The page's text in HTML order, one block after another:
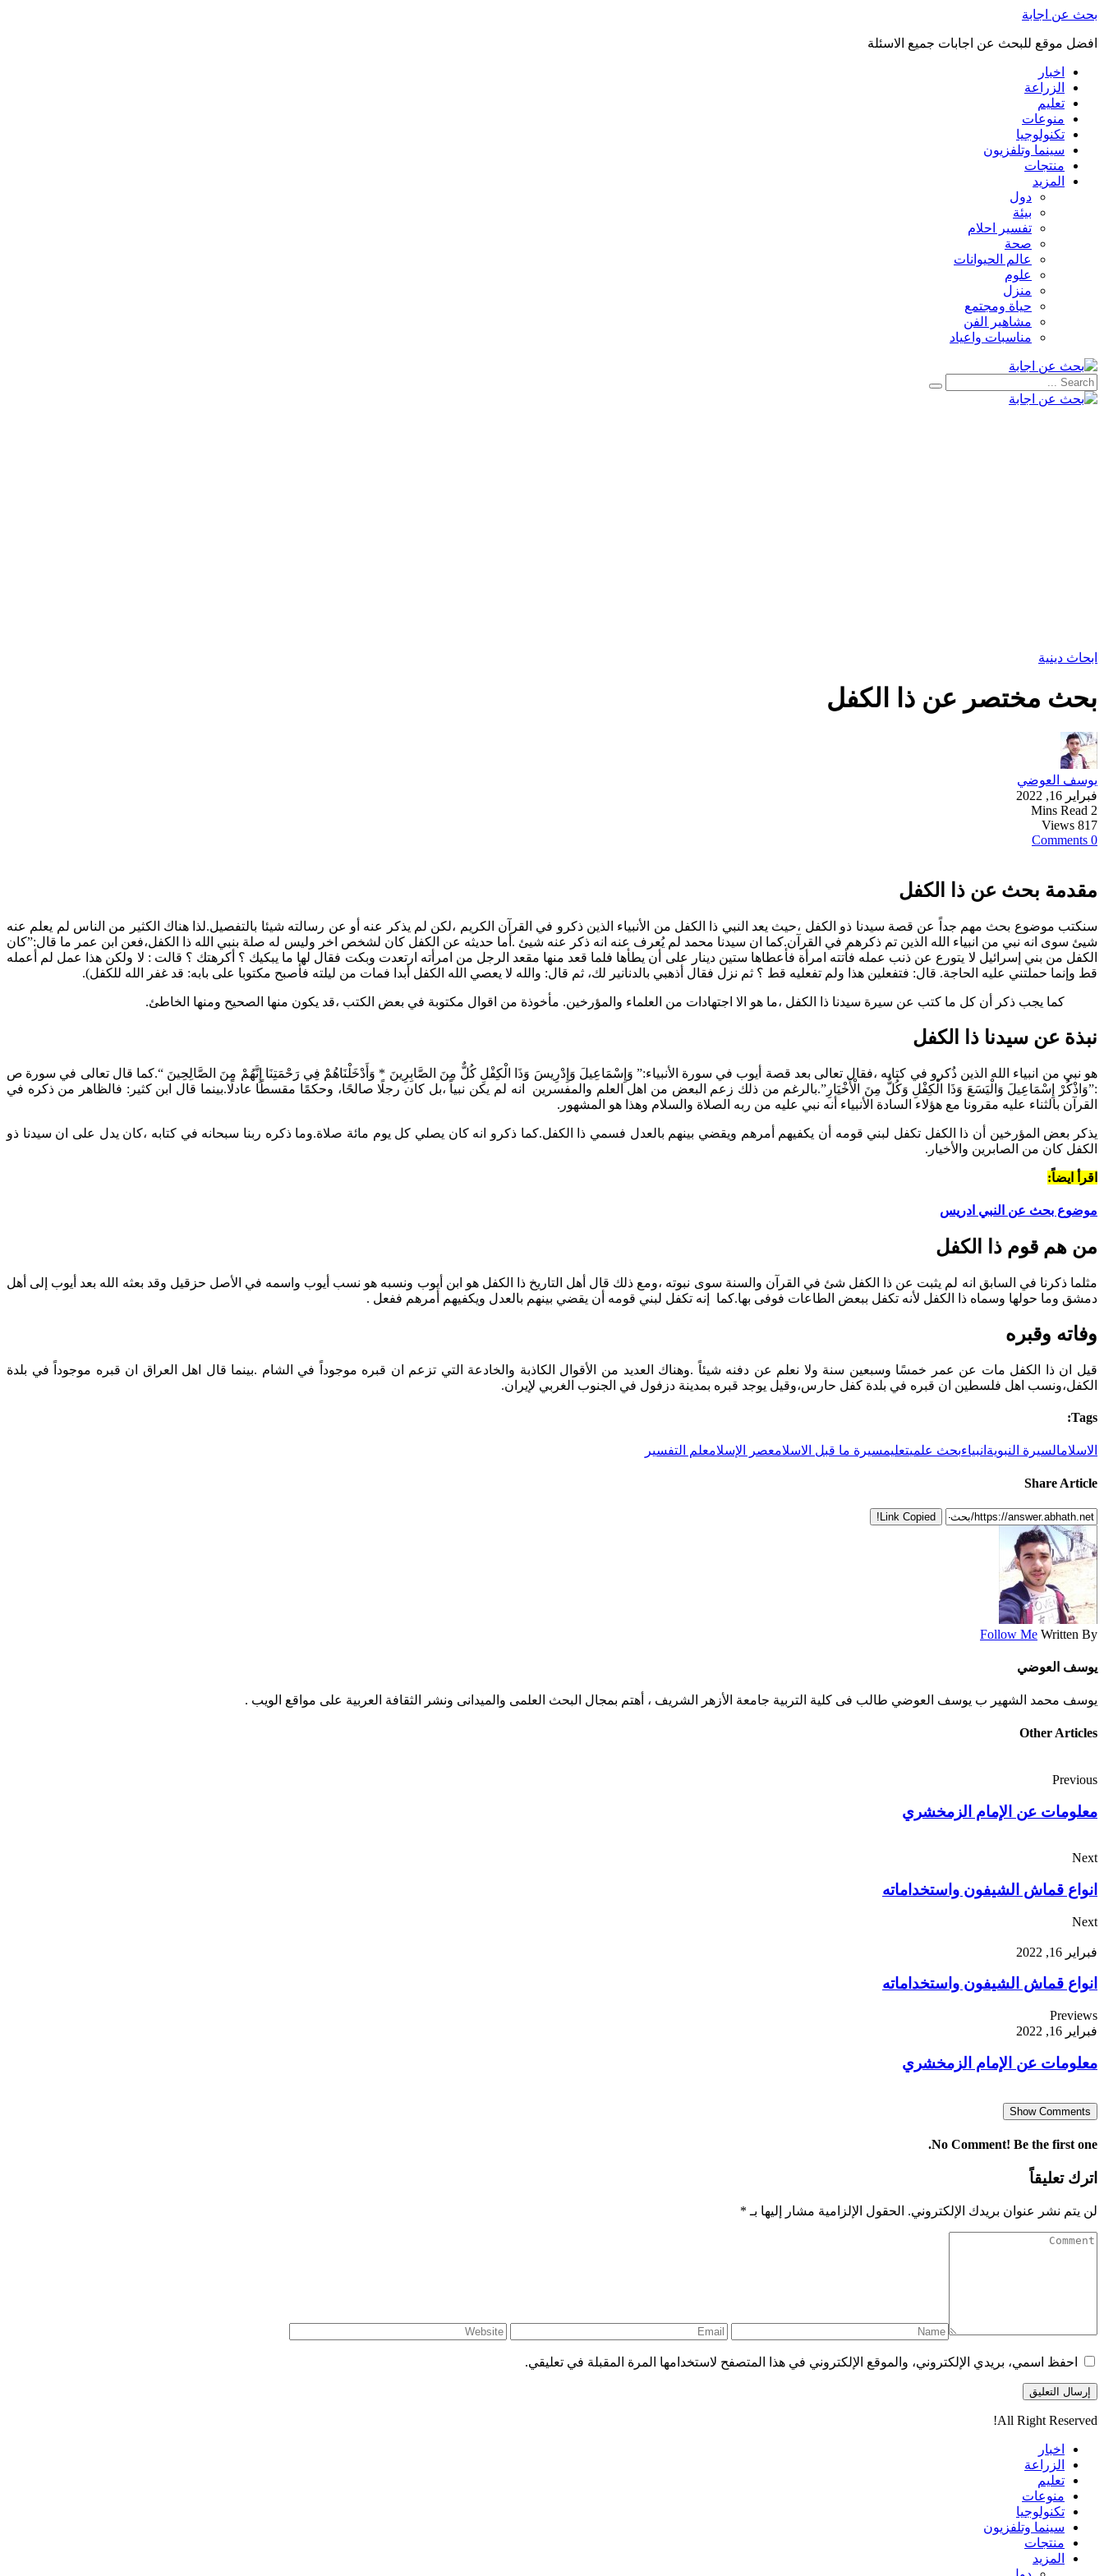
بحث عن اجابة
افضل موقع للبحث عن اجابات جميع الاسئلة
اخبار
الزراعة
تعليم
منوعات
تكنولوجيا
سينما وتلفزيون
منتجات
المزيد
دول
بيئة
تفسير احلام
صحة
عالم الحيوانات
علوم
منزل
حياة ومجتمع
مشاهير الفن
مناسبات واعياد
ابحاث دينية
بحث مختصر عن ذا الكفل
يوسف العوضي
فبراير 16, 2022
2 Mins Read
817 Views
0 Comments
مقدمة بحث عن ذا الكفل
سنكتب موضوع بحث مهم جداً عن قصة سيدنا ذو الكفل ،حيث يعد النبي ذا الكفل من الأنبياء الذين ذكرو في القرآن الكريم ،لكن لم يذكر عنه أو عن رسالته شيئا بالتفصيل.لذا هناك الكثير من الناس لم يعلم عنه
شيئ سوى انه نبي من انبياء الله الذين تم ذكرهم في القرآن.كما ان سيدنا محمد لم يُعرف عنه انه ذكر عنه شيئ .أما حديثه عن الكفل كان لشخص اخر وليس له صلة بنبي الله ذا الكفل،فعن ابن عمر ما قال:”كان
الكفل من بني إسرائيل لا يتورع عن ذنب عمله فأتته امرأة فأعطاها ستين دينار على أن يطأها فلما قعد منها مقعد الرجل من امرأته ارتعدت وبكت فقال لها ما يبكيك ؟ أكرهتك ؟ قالت : لا ولكن هذا عمل لم أعمله
قط وإنما حملتني عليه الحاجة. قال: فتفعلين هذا ولم تفعليه قط ؟ ثم نزل فقال أذهبي بالدنانير لك، ثم قال: والله لا يعصي الله الكفل أبدا فمات من ليلته فأصبح مكتوبا على بابه: قد غفر الله للكفل).
كما يجب ذكر أن كل ما كتب عن سيرة سيدنا ذا الكفل ،ما هو الا اجتهادات من العلماء والمؤرخين. مأخوذة من اقوال مكتوبة في بعض الكتب ،قد يكون منها الصحيح ومنها الخاطئ.
نبذة عن سيدنا ذا الكفل
هو نبي من انبياء الله الذين ذُكرو في كتابه ،فقال تعالى بعد قصة أيوب في سورة الأنبياء:” وَإِسْمَاعِيلَ وَإِدْرِيسَ وَذَا الْكِفْلِ كُلٌّ مِنَ الصَّابِرِينَ * وَأَدْخَلْنَاهُمْ فِي رَحْمَتِنَا إِنَّهُمْ مِنَ الصَّالِحِينَ “.كما قال تعالى في سورة ص
:”وَاذْكُرْ إِسْمَاعِيلَ وَالْيَسَعَ وَذَا الْكِفْلِ وَكُلٌّ مِنَ الْأَخْيَارِ”.بالرغم من ذلك زعم البعض من اهل العلم والمفسرين انه لم يكن نبياً ،بل كان رجلًا صالحًا، وحكمًا مقسطًا عادلًا.بينما قال ابن كثير: فالظاهر من ذكره في
القرآن بالثناء عليه مقرونا مع هؤلاء السادة الأنبياء أنه نبي عليه من ربه الصلاة والسلام وهذا هو المشهور.
يذكر بعض المؤرخين أن ذا الكفل تكفل لبني قومه أن يكفيهم أمرهم ويقضي بينهم بالعدل فسمي ذا الكفل.كما ذكرو انه كان يصلي كل يوم مائة صلاة.وما ذكره ربنا سبحانه في كتابه ،كان يدل على ان سيدنا ذو
الكفل كان من الصابرين والأخيار.
اقرأ ايضاً:
موضوع بحث عن النبي ادريس
من هم قوم ذا الكفل
مثلما ذكرنا في السابق انه لم يثبت عن ذا الكفل شئ في القرآن والسنة سوى نبوته ،ومع ذلك قال أهل التاريخ ذا الكفل هو ابن أيوب ونسبه هو نسب أيوب واسمه في الأصل حزقيل وقد بعثه الله بعد أيوب إلى أهل
دمشق وما حولها وسماه ذا الكفل لأنه تكفل ببعض الطاعات فوفى بها.كما إنه تكفل لبني قومه أن يقضي بينهم بالعدل ويكفيهم أمرهم ففعل .
وفاته وقبره
قيل ان ذا الكفل مات عن عمر خمسًا وسبعين سنة ولا نعلم عن دفنه شيئاً .وهناك العديد من الأقوال الكاذبة والخادعة التي تزعم ان قبره موجوداً في الشام .بينما قال اهل العراق ان قبره موجوداً في بلدة
الكفل،ونسب اهل فلسطين ان قبره في بلدة كفل حارس،وقيل يوجد قبره بمدینة دزفول في الجنوب الغربي لإیران.
Tags:
الاسلامالسيرة النبوية انبياءبحث علميتعليمسيرة ما قبل الاسلامعصر الإسلامعلم التفسير
Share Article
Link Copied!
Follow Me Written By
يوسف العوضي
يوسف محمد الشهير ب يوسف العوضي طالب فى كلية التربية جامعة الأزهر الشريف ، أهتم بمجال البحث العلمى والميدانى ونشر الثقافة العربية على مواقع الويب .
Other Articles
Previous
معلومات عن الإمام الزمخشري
Next
انواع قماش الشيفون واستخداماته
Next
فبراير 16, 2022
انواع قماش الشيفون واستخداماته
Previews
فبراير 16, 2022
معلومات عن الإمام الزمخشري
Show Comments
No Comment! Be the first one.
اترك تعليقاً
لن يتم نشر عنوان بريدك الإلكتروني. الحقول الإلزامية مشار إليها بـ *
احفظ اسمي، بريدي الإلكتروني، والموقع الإلكتروني في هذا المتصفح لاستخدامها المرة المقبلة في تعليقي.
All Right Reserved!
اخبار
الزراعة
تعليم
منوعات
تكنولوجيا
سينما وتلفزيون
منتجات
المزيد